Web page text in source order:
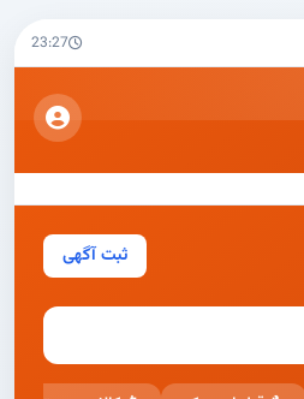
23:27
ثبت آگهی